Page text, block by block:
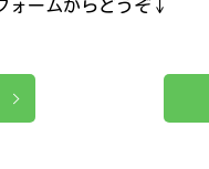
ォームからどうぞ↓